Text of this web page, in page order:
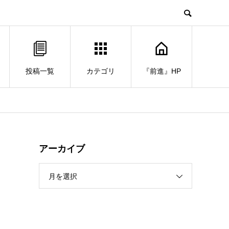
投稿一覧 カテゴリ 『前進』HP
アーカイブ
月を選択